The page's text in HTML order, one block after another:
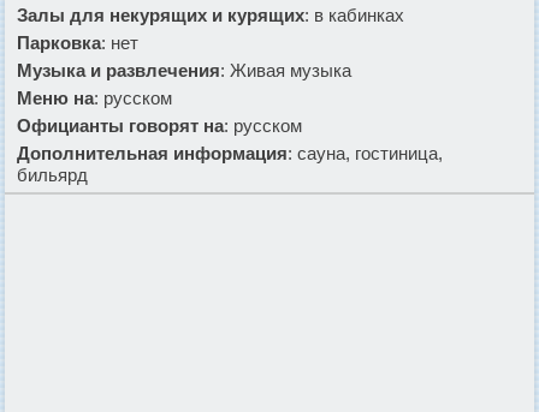
Залы для некурящих и курящих: в кабинках
Парковка: нет
Музыка и развлечения: Живая музыка
Меню на: русском
Официанты говорят на: русском
Дополнительная информация: сауна, гостиница,
бильярд